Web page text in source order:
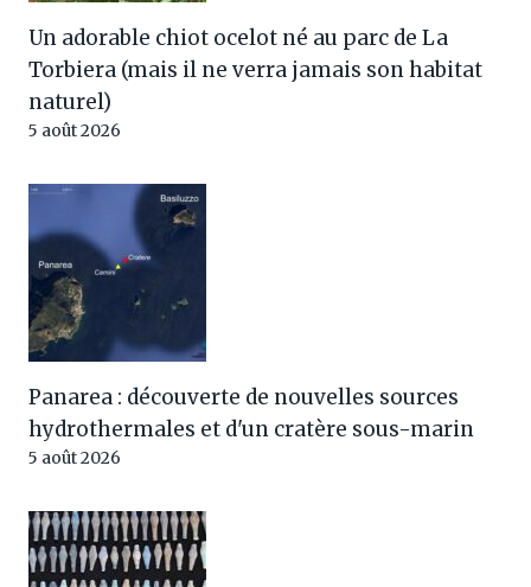
Un adorable chiot ocelot né au parc de La
Torbiera (mais il ne verra jamais son habitat
naturel)
5 août 2026
Panarea : découverte de nouvelles sources
hydrothermales et d'un cratère sous-marin
5 août 2026